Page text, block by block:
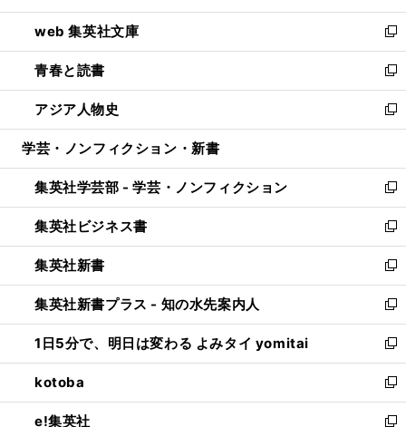
ン
ド
ウ
で
開
く
ウ
ィ
ン
ド
ウ
で
開
し
い
ウ
ィ
ン
ド
ウ
開
く
web 集英社文庫
新
し
い
ウ
ィ
ン
ウ
で
開
く
青春と読書
新
し
い
ウ
ン
ド
ウ
で
開
く
アジア人物史
新
し
ウ
ィ
ン
ド
ウ
で
開
く
学芸・ノンフィクション・新書
集英社学芸部 - 学芸・ノンフィクション
新
し
い
ウ
ィ
ン
ド
ウ
で
開
く
集英社ビジネス書
新
し
い
ウ
ィ
ン
ド
ウ
で
開
く
集英社新書
新
し
い
ウ
ィ
ン
ド
ウ
で
集英社新書プラス - 知の水先案内人
新
し
い
ウ
ィ
ン
ド
1日5分で、明日は変わる よみタイ yomitai
新
し
い
ウ
ィ
kotoba
新
し
e!集英社